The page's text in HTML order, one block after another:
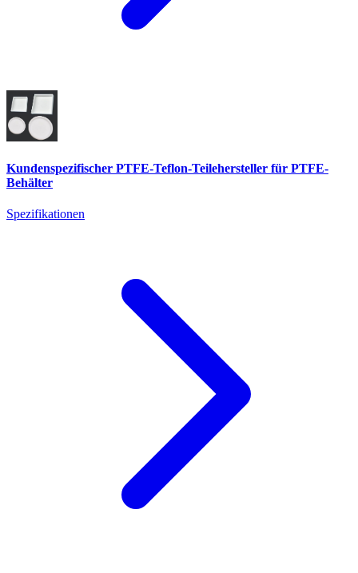
Kundenspezifischer PTFE-Teflon-Teilehersteller für PTFE-
Behälter
Spezifikationen